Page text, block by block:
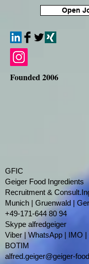
Open
Founded 2006
GFIC
Geiger Food Ingredients
Recruitment &
​Munich | Gruenwald |
+49-171-644 80 94
Skype alfredgeiger
Viber | WhatsApp | IMO
BOTIM
alfred.geiger@geiger-